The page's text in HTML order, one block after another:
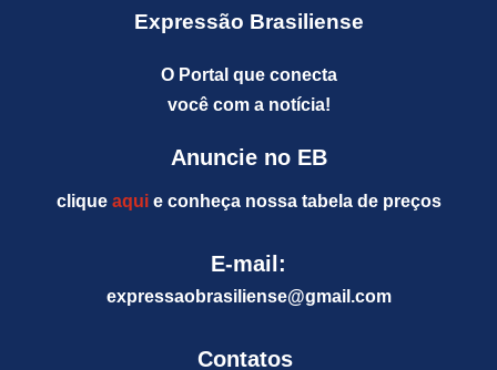
Expressão Brasiliense
O Portal que conecta
você com a notícia!
Anuncie no EB
clique aquie conheça nossa tabela de preços
E-mail:
expressaobrasiliense@gmail.com
Contatos